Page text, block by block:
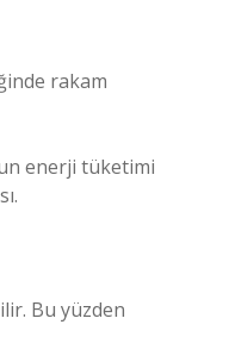
rakam
enerji tüketimi
Bu yüzden